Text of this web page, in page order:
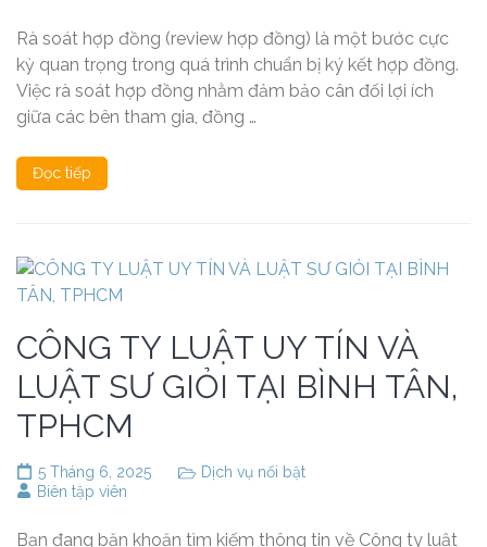
Rà soát hợp đồng (review hợp đồng) là một bước cực
kỳ quan trọng trong quá trình chuẩn bị ký kết hợp đồng.
Việc rà soát hợp đồng nhằm đảm bảo cân đối lợi ích
giữa các bên tham gia, đồng …
Đọc tiếp
CÔNG TY LUẬT UY TÍN VÀ
LUẬT SƯ GIỎI TẠI BÌNH TÂN,
TPHCM
5 Tháng 6, 2025
Dịch vụ nổi bật
Biên tập viên
Bạn đang băn khoăn tìm kiếm thông tin về Công ty luật